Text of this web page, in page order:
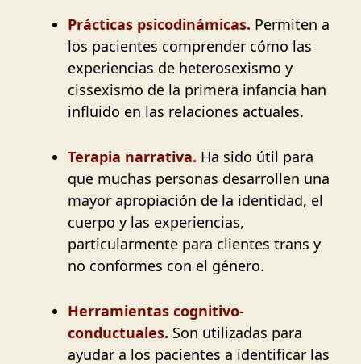
Prácticas psicodinámicas. Permiten a
los pacientes comprender cómo las
experiencias de heterosexismo y
cissexismo de la primera infancia han
influido en las relaciones actuales.
Terapia narrativa. Ha sido útil para
que muchas personas desarrollen una
mayor apropiación de la identidad, el
cuerpo y las experiencias,
particularmente para clientes trans y
no conformes con el género.
Herramientas cognitivo-
conductuales. Son utilizadas para
ayudar a los pacientes a identificar las